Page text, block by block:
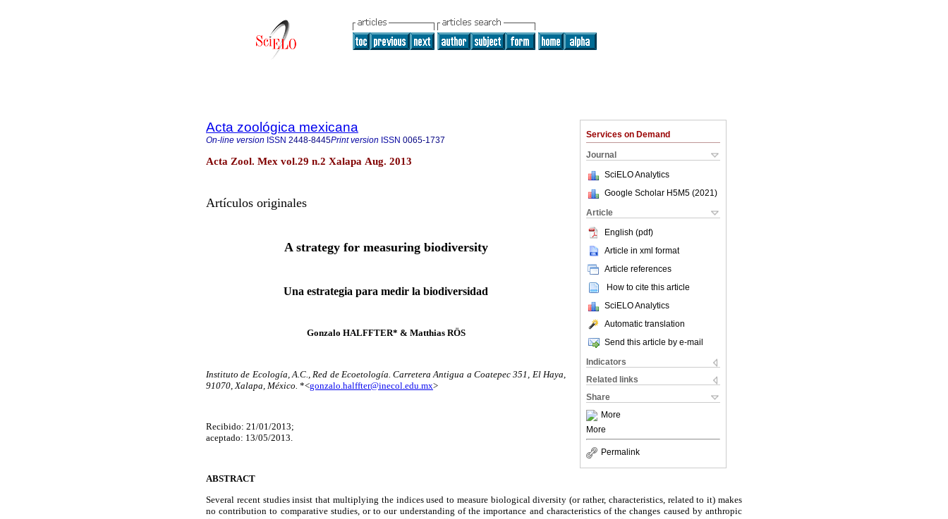
Services on Demand
Journal
SciELO Analytics
Google Scholar H5M5 (2021 )
Article
English (pdf)
Article in xml format
Article references
How to cite this article
SciELO Analytics
Automatic translation
Send this article by e-mail
Indicators
Related links
Share
More
More
Permalink
Acta zoológica mexicana
On-line version ISSN 2448-8445Print version ISSN 0065-1737
Acta Zool. Mex vol.29 n.2 Xalapa Aug. 2013
Artículos originales
A strategy for measuring biodiversity
Una estrategia para medir la biodiversidad
Gonzalo HALFFTER* & Matthias RÖS
Instituto de Ecología, A.C., Red de Ecoetología. Carretera Antigua a Coatepec 351, El Haya,
91070, Xalapa, México. *<gonzalo.halffter@inecol.edu.mx>
Recibido: 21/01/2013;
aceptado: 13/05/2013.
ABSTRACT
Several recent studies insist that multiplying the indices used to measure biological diversity (or rather, characteristics, related to it) makes
no contribution to comparative studies, or to our understanding of the importance and characteristics of the changes caused by anthropic